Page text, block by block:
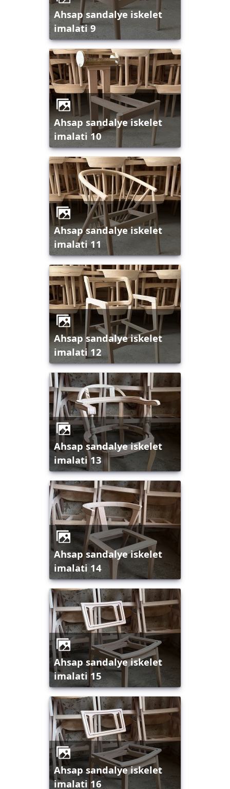
ahsap sandalye iskelet
imalati 9
ahsap sandalye iskelet
imalati 10
ahsap sandalye iskelet
imalati 11
ahsap sandalye iskelet
imalati 12
ahsap sandalye iskelet
imalati 13
ahsap sandalye iskelet
imalati 14
ahsap sandalye iskelet
imalati 15
ahsap sandalye iskelet
imalati 16